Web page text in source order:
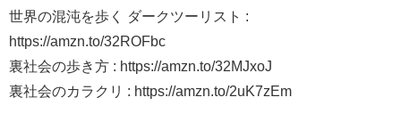
世界の混沌を歩く ダークツーリスト :
https://amzn.to/32ROFbc
裏社会の歩き方 : https://amzn.to/32MJxoJ
裏社会のカラクリ : https://amzn.to/2uK7zEm